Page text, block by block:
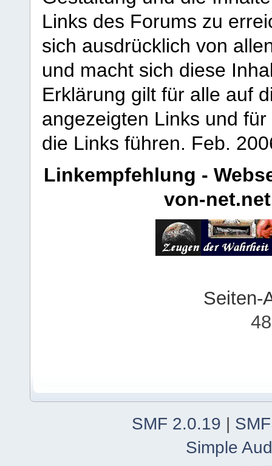
Links des Forums zu
sich ausdrücklich von
und macht sich diese
Erklärung gilt für alle auf
angezeigten Links und
die Links führen. Feb.
Linkempfehlung -
von-net.net
Seiten-
SMF 2.0.19 |
Simple